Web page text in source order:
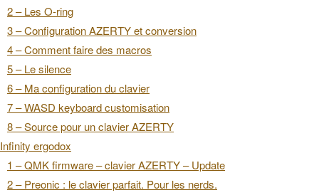
2 – Les O-ring
3 – Configuration AZERTY et conversion
4 – Comment faire des macros
5 – Le silence
6 – Ma configuration du clavier
7 – WASD keyboard customisation
8 – Source pour un clavier AZERTY
Infinity ergodox
1 – QMK firmware – clavier AZERTY – Update
2 – Preonic : le clavier parfait. Pour les nerds.